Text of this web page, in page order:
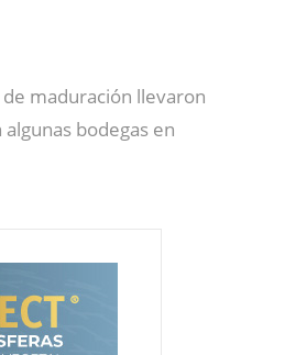
maduración llevaron
bodegas en